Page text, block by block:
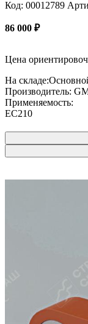
Код: 00012789
86 000 ₽
Цена
На складе:
Производитель:
Применяемость:
EC210